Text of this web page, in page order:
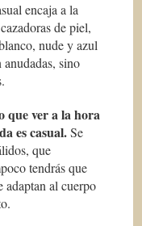
encaja a la
de piel,
nude y azul
sino
que ver a la hora
es casual.Se
que
tendrás que
adaptan al cuerpo